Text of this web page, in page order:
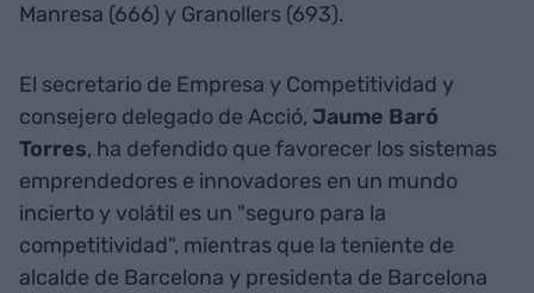
Manresa (666) y Granollers (693).
El secretario de Empresa y Competitividad y
consejero delegado de Acció, Jaume Baró
Torres, ha defendido que favorecer los sistemas
emprendedores e innovadores en un mundo
incierto y volátil es un "seguro para la
competitividad", mientras que la teniente de
alcalde de Barcelona y presidenta de Barcelona